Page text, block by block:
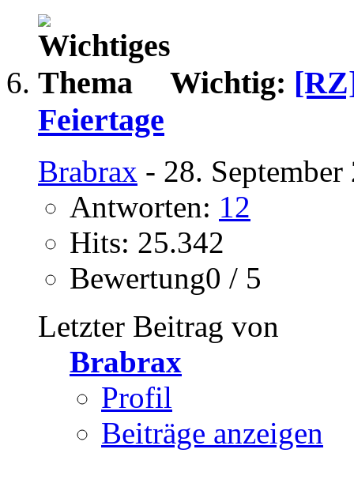
Wichtig:
Feiertage
Brabrax - 28.
Antworten: 12
Hits: 25.342
Bewertung0 / 5
Letzter Beitrag von
Brabrax
Profil
Beiträge anzeigen